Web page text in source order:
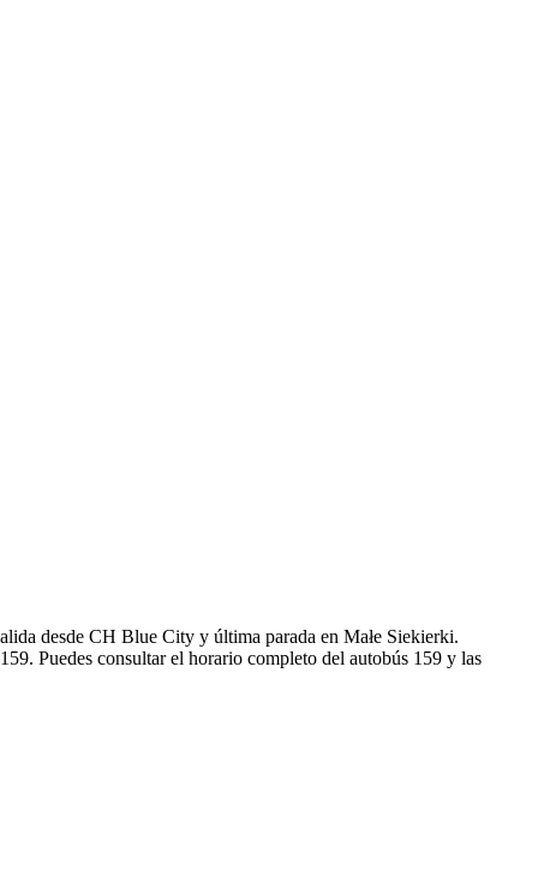
desde CH Blue City y última parada en Małe Siekierki.
Puedes consultar el horario completo del autobús 159 y las